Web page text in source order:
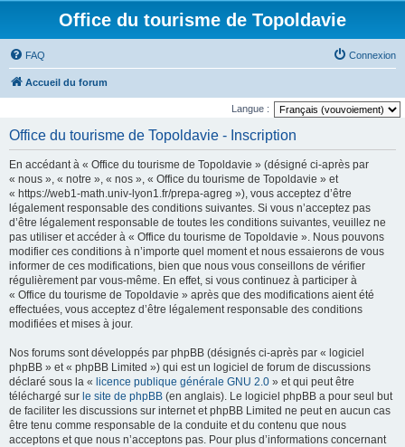
Office du tourisme de Topoldavie
FAQ Connexion
Accueil du forum
Langue :
Office du tourisme de Topoldavie - Inscription
En accédant à « Office du tourisme de Topoldavie » (désigné ci-après par
« nous », « notre », « nos », « Office du tourisme de Topoldavie » et
« https://web1-math.univ-lyon1.fr/prepa-agreg »), vous acceptez d’être
légalement responsable des conditions suivantes. Si vous n’acceptez pas
d’être légalement responsable de toutes les conditions suivantes, veuillez ne
pas utiliser et accéder à « Office du tourisme de Topoldavie ». Nous pouvons
modifier ces conditions à n’importe quel moment et nous essaierons de vous
informer de ces modifications, bien que nous vous conseillons de vérifier
régulièrement par vous-même. En effet, si vous continuez à participer à
« Office du tourisme de Topoldavie » après que des modifications aient été
effectuées, vous acceptez d’être légalement responsable des conditions
modifiées et mises à jour.
Nos forums sont développés par phpBB (désignés ci-après par « logiciel
phpBB » et « phpBB Limited ») qui est un logiciel de forum de discussions
déclaré sous la « licence publique générale GNU 2.0 » et qui peut être
téléchargé sur le site de phpBB (en anglais). Le logiciel phpBB a pour seul but
de faciliter les discussions sur internet et phpBB Limited ne peut en aucun cas
être tenu comme responsable de la conduite et du contenu que nous
acceptons et que nous n’acceptons pas. Pour plus d’informations concernant